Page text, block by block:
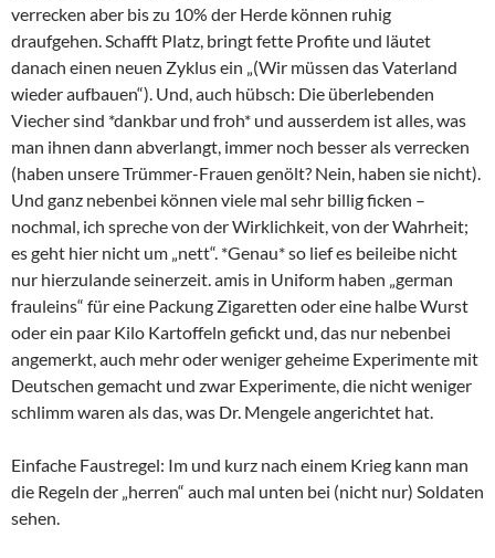
verrecken aber bis zu 10% der Herde können ruhig
draufgehen. Schafft Platz, bringt fette Profite und läutet
danach einen neuen Zyklus ein „(Wir müssen das Vaterland
wieder aufbauen“). Und, auch hübsch: Die überlebenden
Viecher sind *dankbar und froh* und ausserdem ist alles, was
man ihnen dann abverlangt, immer noch besser als verrecken
(haben unsere Trümmer-Frauen genölt? Nein, haben sie nicht).
Und ganz nebenbei können viele mal sehr billig ficken –
nochmal, ich spreche von der Wirklichkeit, von der Wahrheit;
es geht hier nicht um „nett“. *Genau* so lief es beileibe nicht
nur hierzulande seinerzeit. amis in Uniform haben „german
frauleins“ für eine Packung Zigaretten oder eine halbe Wurst
oder ein paar Kilo Kartoffeln gefickt und, das nur nebenbei
angemerkt, auch mehr oder weniger geheime Experimente mit
Deutschen gemacht und zwar Experimente, die nicht weniger
schlimm waren als das, was Dr. Mengele angerichtet hat.
Einfache Faustregel: Im und kurz nach einem Krieg kann man
die Regeln der „herren“ auch mal unten bei (nicht nur) Soldaten
sehen.